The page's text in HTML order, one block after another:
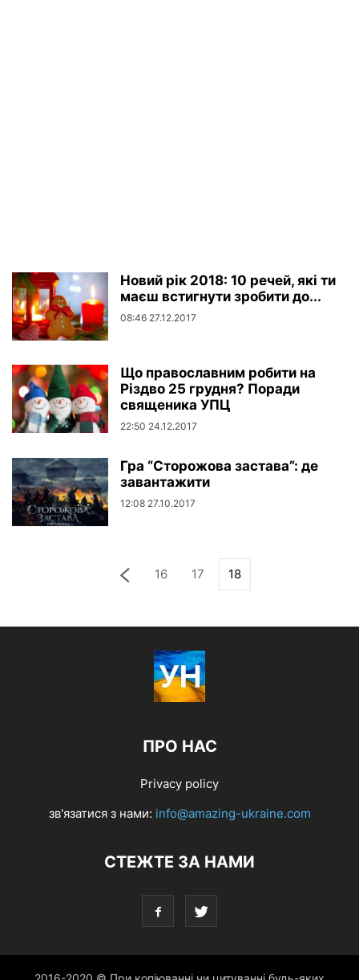
Новий рік 2018: 10 речей, які ти
маєш встигнути зробити до...
08:46 27.12.2017
Що православним робити на
Різдво 25 грудня? Поради
священика УПЦ
22:50 24.12.2017
Гра “Сторожова застава”: де
завантажити
12:08 27.10.2017
16 17 18
ПРО НАС
Privacy policy
зв'язатися з нами: info@amazing-ukraine.com
СТЕЖТЕ ЗА НАМИ